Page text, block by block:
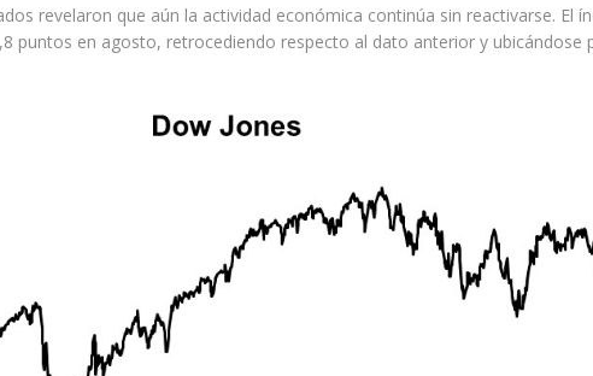
revelaron que aún la actividad económica continúa sin reactivarse. El
puntos en agosto, retrocediendo respecto al dato anterior y ubicándose